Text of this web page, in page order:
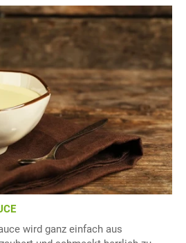
wird ganz einfach aus